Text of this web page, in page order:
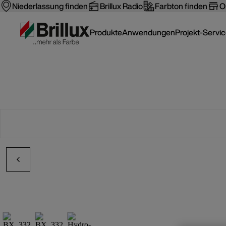
Niederlassung finden Brillux Radio Farbton finden
ProdukteAnwendungenProjekt-